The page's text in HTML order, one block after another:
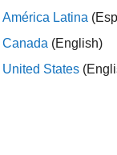
블록 입력 및 설정
América Latina
Canada (English)
United States